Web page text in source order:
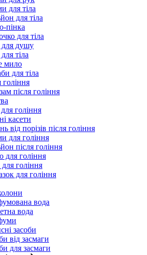
для тіла
для тіла
пінка
для тіла
для душу
тіла
мило
для тіла
гоління
після гоління
гоління
касети
від порізів після гоління
для гоління
після гоління
для гоління
гоління
для гоління
вода
вода
засоби
від засмаги
для засмаги